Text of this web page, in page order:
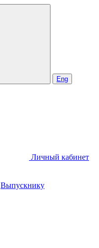
Eng
Личный кабинет
Выпускнику